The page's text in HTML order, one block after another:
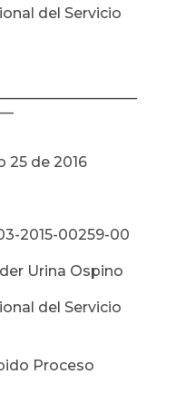
del Servicio
2016
2015-00259-00
Urina Ospino
del Servicio
Proceso